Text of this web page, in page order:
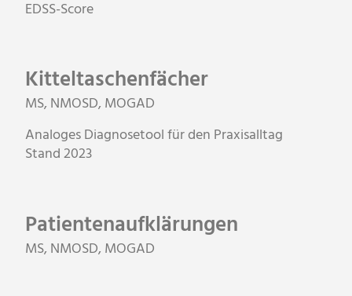
EDSS-Score
Kitteltaschenfächer
MS, NMOSD, MOGAD
Analoges Diagnosetool für den Praxisalltag
Stand 2023
Patientenaufklärungen
MS, NMOSD, MOGAD